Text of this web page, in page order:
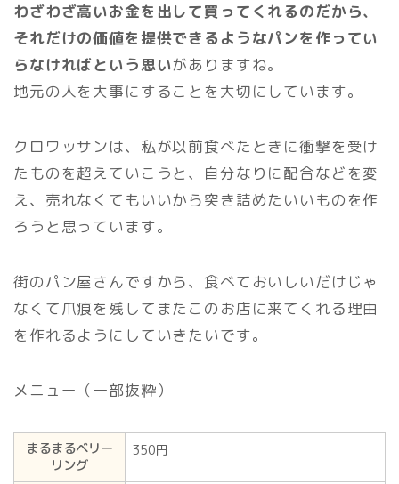
わざわざ高いお金を出して買ってくれるのだから、
それだけの価値を提供できるようなパンを作ってい
らなければという思いがありますね。
地元の人を大事にすることを大切にしています。
クロワッサンは、私が以前食べたときに衝撃を受け
たものを超えていこうと、自分なりに配合などを変
え、売れなくてもいいから突き詰めたいいものを作
ろうと思っています。
街のパン屋さんですから、食べておいしいだけじゃ
なくて爪痕を残してまたこのお店に来てくれる理由
を作れるようにしていきたいです。
メニュー（一部抜粋）
まるまるベリー
リング
350円